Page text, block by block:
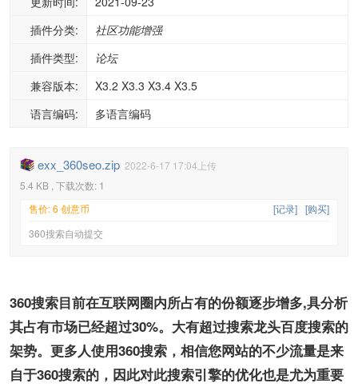
插件分类:
社区功能增强
插件类型:
论坛
兼容版本:
X3.2 X3.3 X3.4 X3.5
语言编码:
多语言编码
exx_360seo.zip 2022-6-17 17:04上传
5.4 KB , 下载次数: 1
[购买]
[记录]
售价: 6 创意币
360搜索自动提交
360搜索目前在互联网圈内所占有的份额逐步增多,具分析
其占有市场已经超过30%。大有超过搜索龙头百度搜索的
架势。更多人使用360搜索，相信您网站的不少流量是来
自于360搜索的，因此对此搜索引擎的优化也是尤为重要